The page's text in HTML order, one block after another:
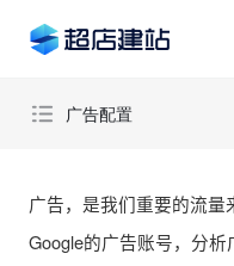
广告配置
广告配置
广告，是我们重要的流量
Google的广告账号，分